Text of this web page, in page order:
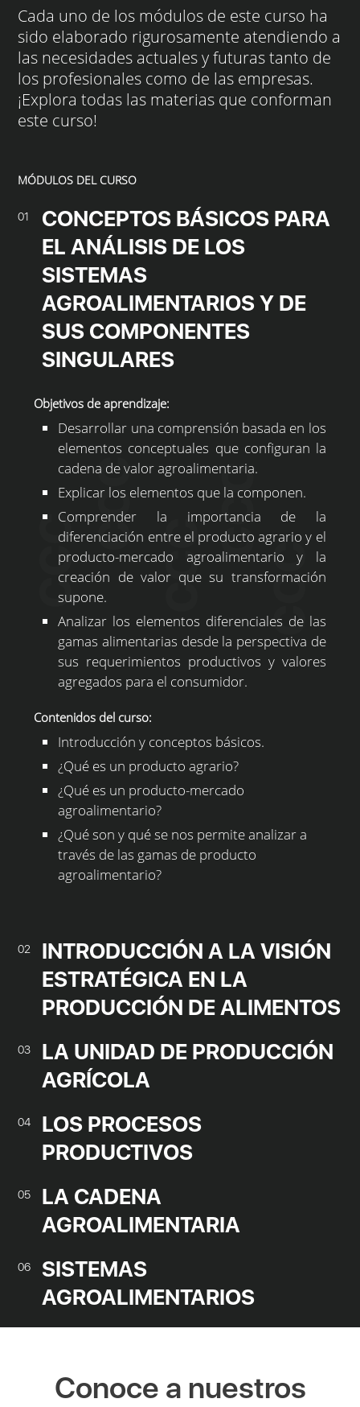
Cada uno de los módulos de este curso ha
sido elaborado rigurosamente atendiendo a
las necesidades actuales y futuras tanto de
los profesionales como de las empresas.
¡Explora todas las materias que conforman
este curso!
MÓDULOS DEL CURSO
01
CONCEPTOS BÁSICOS PARA
EL ANÁLISIS DE LOS
SISTEMAS
AGROALIMENTARIOS Y DE
SUS COMPONENTES
SINGULARES
Objetivos de aprendizaje:
Desarrollar una comprensión basada en los
elementos conceptuales que configuran la
cadena de valor agroalimentaria.
Explicar los elementos que la componen.
Comprender la importancia de la
diferenciación entre el producto agrario y el
producto-mercado agroalimentario y la
creación de valor que su transformación
supone.
Analizar los elementos diferenciales de las
gamas alimentarias desde la perspectiva de
sus requerimientos productivos y valores
agregados para el consumidor.
Contenidos del curso:
Introducción y conceptos básicos.
¿Qué es un producto agrario?
¿Qué es un producto-mercado
agroalimentario?
¿Qué son y qué se nos permite analizar a
través de las gamas de producto
agroalimentario?
02
INTRODUCCIÓN A LA VISIÓN
ESTRATÉGICA EN LA
PRODUCCIÓN DE ALIMENTOS
03
LA UNIDAD DE PRODUCCIÓN
AGRÍCOLA
04
LOS PROCESOS
PRODUCTIVOS
05
LA CADENA
AGROALIMENTARIA
06
SISTEMAS
AGROALIMENTARIOS
Conoce a nuestros